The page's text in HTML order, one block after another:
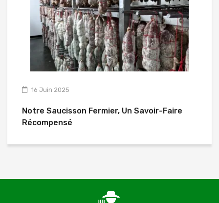
16 Juin 2025
Notre Saucisson Fermier, Un Savoir-Faire
Récompensé